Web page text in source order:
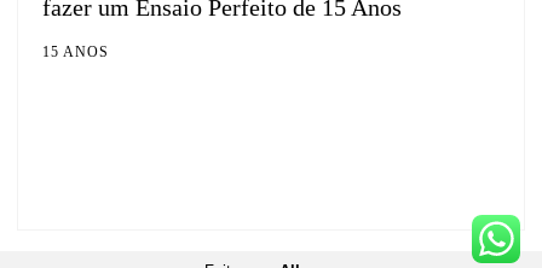
fazer um Ensaio Perfeito de 15 Anos
15 ANOS